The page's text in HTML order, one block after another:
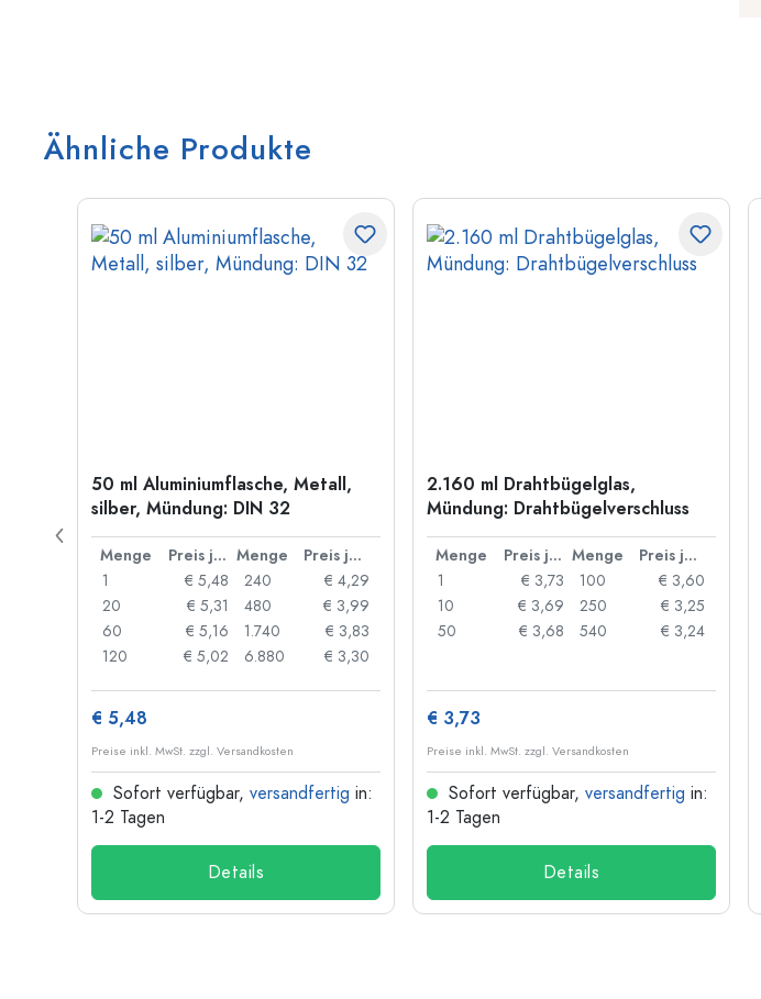
Ähnliche Produkte
50 ml Aluminiumflasche, Metall,
silber, Mündung: DIN 32
Menge Preis je Stück Menge
Preis je Stück
1
€ 5,48
20
€ 5,31
60
€ 5,16
120
€ 5,02
240
€ 4,29
480
€ 3,99
1.740
€ 3,83
6.880
€ 3,30
€ 5,48
Preise inkl. MwSt. zzgl. Versandkosten
Sofort verfügbar, versandfertig in:
1-2 Tagen
Details
2.160 ml Drahtbügelglas,
Mündung: Drahtbügelverschluss
Menge Preis je Stück Menge
Preis je Stück
1
€ 3,73
10
€ 3,69
50
€ 3,68
100
€ 3,60
250
€ 3,25
540
€ 3,24
€ 3,73
Preise inkl. MwSt. zzgl. Versandkosten
Sofort verfügbar, versandfertig in:
1-2 Tagen
Details